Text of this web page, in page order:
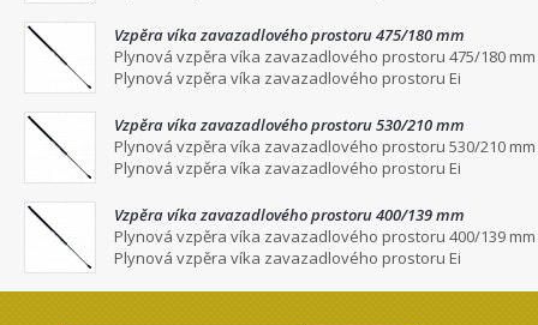
Vzpěra víka zavazadlového prostoru 475/180 mm
Plynová vzpěra víka zavazadlového prostoru 475/180 mm
Plynová vzpěra víka zavazadlového prostoru Ei
Vzpěra víka zavazadlového prostoru 530/210 mm
Plynová vzpěra víka zavazadlového prostoru 530/210 mm
Plynová vzpěra víka zavazadlového prostoru Ei
Vzpěra víka zavazadlového prostoru 400/139 mm
Plynová vzpěra víka zavazadlového prostoru 400/139 mm
Plynová vzpěra víka zavazadlového prostoru Ei